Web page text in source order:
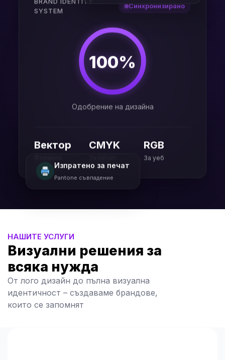
BRAND IDENTITY
SYSTEM
Синхронизирано
100%
Одобрение на дизайна
Вектор
Формати
CMYK RGB
За уеб
Изпратено за печат
Pantone съвпадение
НАШИТЕ УСЛУГИ
Визуални решения за
всяка нужда
От лого дизайн до пълна визуална
идентичност – създаваме брандове,
които се запомнят